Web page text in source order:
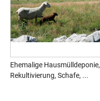
Ehemalige Hausmülldeponie,
Rekultivierung, Schafe, ...